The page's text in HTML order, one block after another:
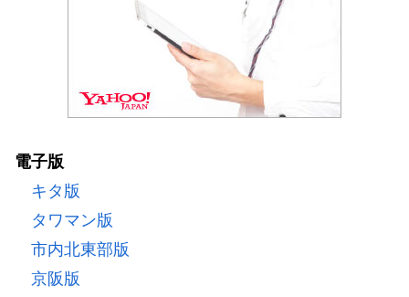
電子版
キタ版
タワマン版
市内北東部版
京阪版